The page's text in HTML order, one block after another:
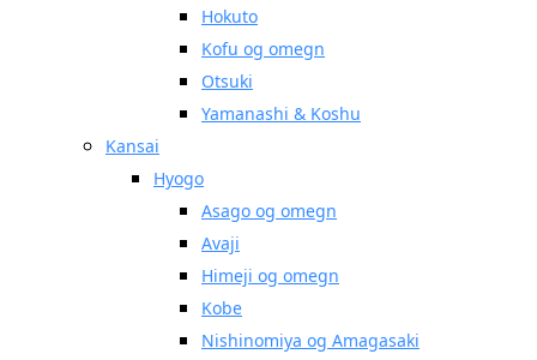
Hokuto
Kofu og omegn
Otsuki
Yamanashi & Koshu
Kansai
Hyogo
Asago og omegn
Avaji
Himeji og omegn
Kobe
Nishinomiya og Amagasaki